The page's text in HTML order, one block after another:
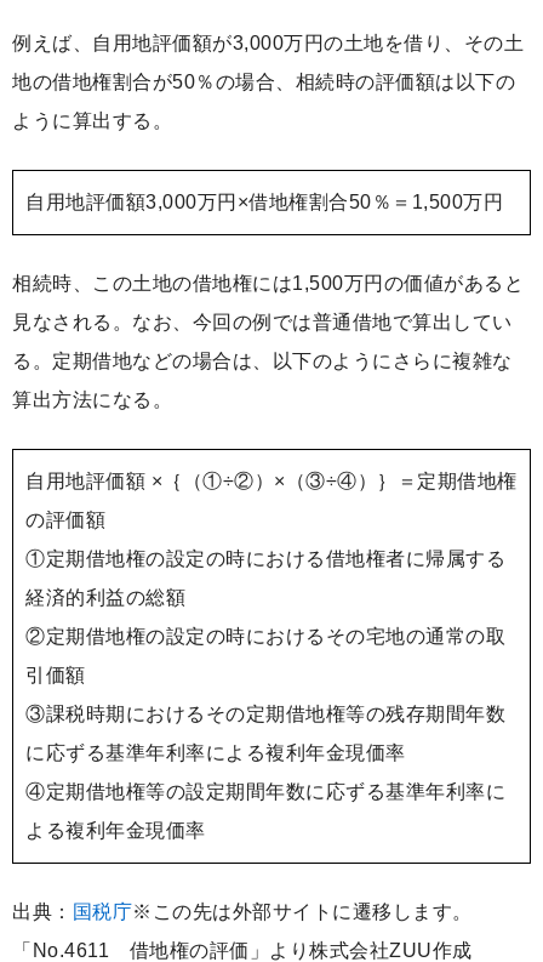
例えば、自用地評価額が3,000万円の土地を借り、その土
地の借地権割合が50％の場合、相続時の評価額は以下の
ように算出する。
自用地評価額3,000万円×借地権割合50％＝1,500万円
相続時、この土地の借地権には1,500万円の価値があると
見なされる。なお、今回の例では普通借地で算出してい
る。定期借地などの場合は、以下のようにさらに複雑な
算出方法になる。
自用地評価額 ×｛（①÷②）×（③÷④）｝＝定期借地権
の評価額
①定期借地権の設定の時における借地権者に帰属する
経済的利益の総額
②定期借地権の設定の時におけるその宅地の通常の取
引価額
③課税時期におけるその定期借地権等の残存期間年数
に応ずる基準年利率による複利年金現価率
④定期借地権等の設定期間年数に応ずる基準年利率に
よる複利年金現価率
出典： 国税庁※この先は外部サイトに遷移します。
「No.4611 借地権の評価」より株式会社ZUU作成